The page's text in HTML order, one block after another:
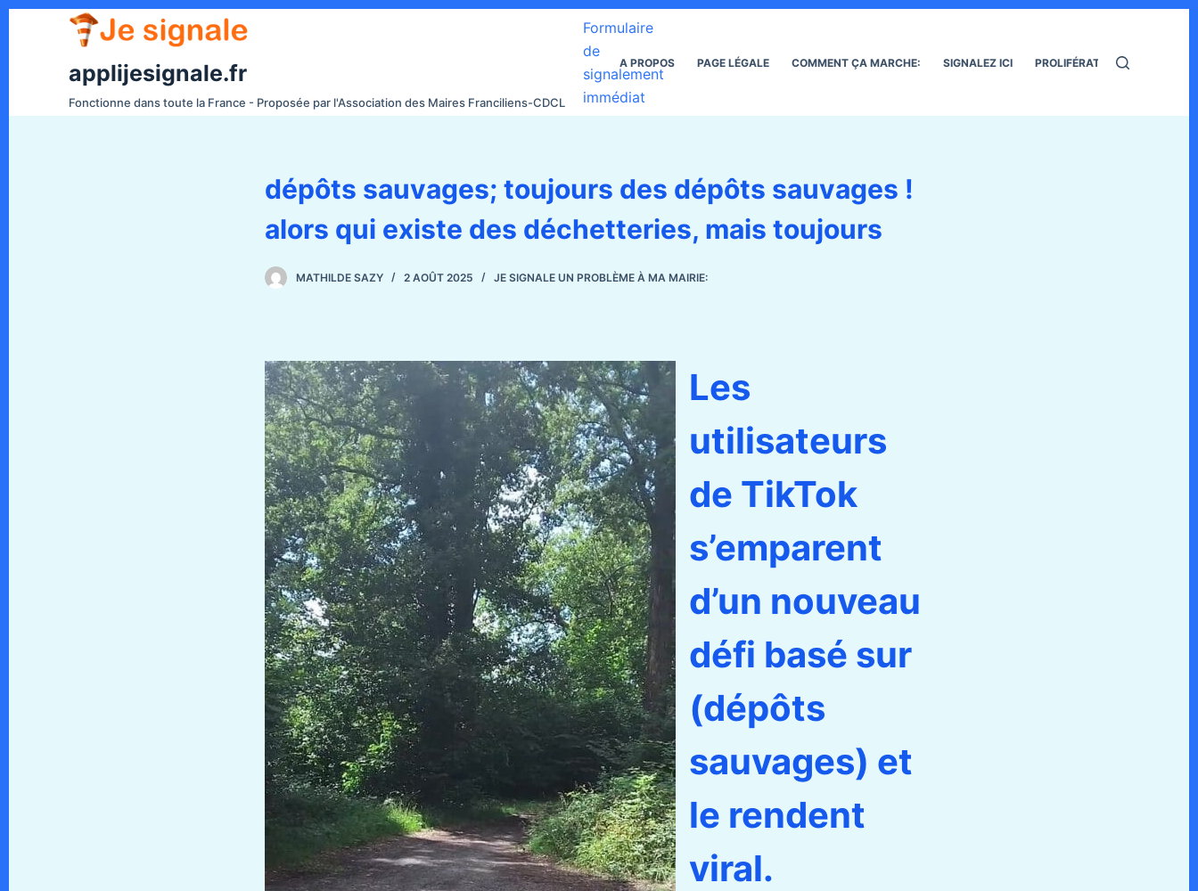
e
applijesignale.fr
Fonctionne dans toute la France - Proposée par l'Association des Maires Franciliens-CDCL
Formulaire
de
signalement
immédiat
A PROPOS PAGE LÉGALE COMMENT ÇA MARCHE: SIGNALEZ ICI PROLIFÉRATION DES RATS
dépôts sauvages; toujours des dépôts sauvages !
alors qui existe des déchetteries, mais toujours
MATHILDE SAZY 2 AOÛT 2025 JE SIGNALE UN PROBLÈME À MA MAIRIE:
Les
utilisateurs
de TikTok
s’emparent
d’un nouveau
défi basé sur
(dépôts
sauvages) et
le rendent
viral.